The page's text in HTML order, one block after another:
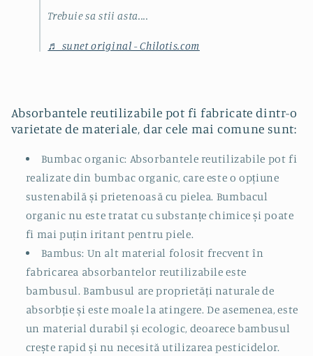
Trebuie sa stii asta....
♬ sunet original - Chilotis.com
Absorbantele reutilizabile pot fi fabricate dintr-o
varietate de materiale, dar cele mai comune sunt:
Bumbac organic: Absorbantele reutilizabile pot fi
realizate din bumbac organic, care este o opțiune
sustenabilă și prietenoasă cu pielea. Bumbacul
organic nu este tratat cu substanțe chimice și poate
fi mai puțin iritant pentru piele.
Bambus: Un alt material folosit frecvent în
fabricarea absorbantelor reutilizabile este
bambusul. Bambusul are proprietăți naturale de
absorbție și este moale la atingere. De asemenea, este
un material durabil și ecologic, deoarece bambusul
crește rapid și nu necesită utilizarea pesticidelor.